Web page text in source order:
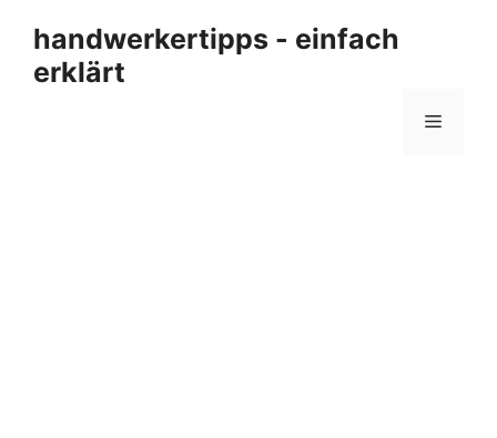
Inhalt
springen
handwerkertipps - einfach
erklärt
Menü